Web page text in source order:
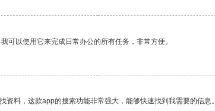
可以使用它来完成日常办公的所有任务，非常方便。
料，这款app的搜索功能非常强大，能够快速找到我需要的信息。